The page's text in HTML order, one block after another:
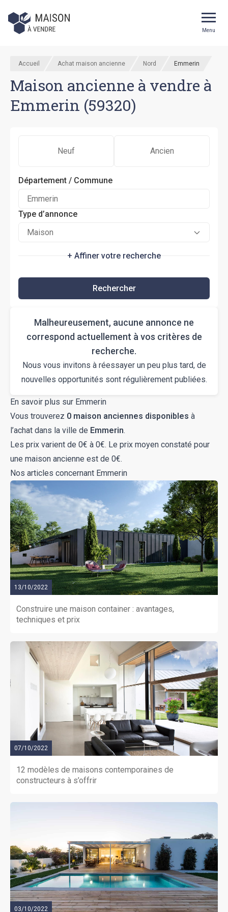
Menu
Accueil Achat maison ancienne Nord Emmerin
Maison ancienne à vendre à
Emmerin (59320)
Neuf Ancien
Département / Commune
Type d’annonce
Maison
+ Affiner votre recherche
Rechercher
Malheureusement, aucune annonce ne
correspond actuellement à vos critères de
recherche.
Nous vous invitons à réessayer un peu plus tard, de
nouvelles opportunités sont régulièrement publiées.
En savoir plus sur Emmerin
Vous trouverez 0 maison anciennes disponibles à
l’achat dans la ville de Emmerin.
Les prix varient de 0€ à 0€. Le prix moyen constaté pour
une maison ancienne est de 0€.
Nos articles concernant Emmerin
13/10/2022
Construire une maison container : avantages,
techniques et prix
07/10/2022
12 modèles de maisons contemporaines de
constructeurs à s’offrir
03/10/2022